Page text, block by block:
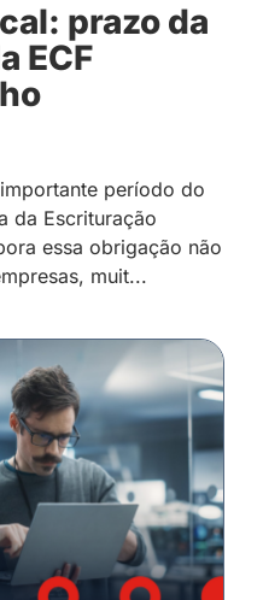
prazo da
ECF
período do
da Escrituração
essa obrigação não
muit...